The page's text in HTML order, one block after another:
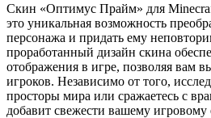
Скин «Оптимус Прайм» для
это уникальная возможность
персонажа и придать ему
проработанный дизайн скина
отображения в игре, позволяя вам
игроков. Независимо от того,
просторы мира или сражаетесь с
добавит свежести вашему игровому